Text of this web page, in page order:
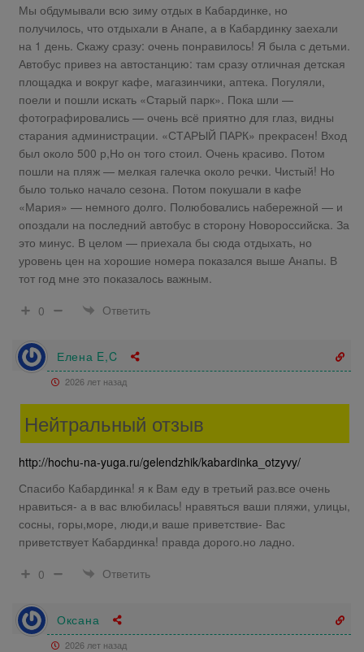
Мы обдумывали всю зиму отдых в Кабардинке, но
получилось, что отдыхали в Анапе, а в Кабардинку заехали
на 1 день. Скажу сразу: очень понравилось! Я была с детьми.
Автобус привез на автостанцию: там сразу отличная детская
площадка и вокруг кафе, магазинчики, аптека. Погуляли,
поели и пошли искать «Старый парк». Пока шли —
фотографировались — очень всё приятно для глаз, видны
старания администрации. «СТАРЫЙ ПАРК» прекрасен! Вход
был около 500 р,Но он того стоил. Очень красиво. Потом
пошли на пляж — мелкая галечка около речки. Чистый! Но
было только начало сезона. Потом покушали в кафе
«Мария» — немного долго. Полюбовались набережной — и
опоздали на последний автобус в сторону Новороссийска. За
это минус. В целом — приехала бы сюда отдыхать, но
уровень цен на хорошие номера показался выше Анапы. В
тот год мне это показалось важным.
0
Ответить
Елена E,C
2026 лет назад
Нейтральный отзыв
http://hochu-na-yuga.ru/gelendzhik/kabardinka_otzyvy/
Спасибо Кабардинка! я к Вам еду в третьий раз.все очень
нравиться- а в вас влюбилась! нравяться ваши пляжи, улицы,
сосны, горы,море, люди,и ваше приветствие- Вас
приветствует Кабардинка! правда дорого.но ладно.
0
Ответить
Оксана
2026 лет назад